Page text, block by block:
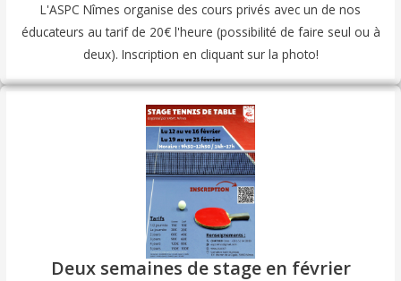
L'ASPC Nîmes organise des cours privés avec un de nos
éducateurs au tarif de 20€ l'heure (possibilité de faire seul ou à
deux). Inscription en cliquant sur la photo!
Deux semaines de stage en février